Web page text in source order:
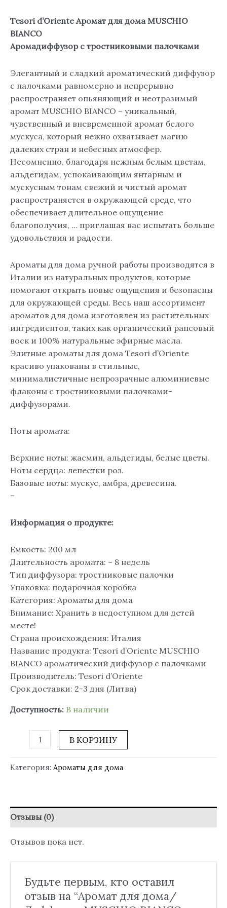
Tesori d’Oriente Аромат для дома MUSCHIO
BIANCO
Аромадиффузор с тростниковыми палочками
Элегантный и сладкий ароматический диффузор
с палочками равномерно и непрерывно
распространяет опьяняющий и неотразимый
аромат MUSCHIO BIANCO – уникальный,
чувственный и вневременной аромат белого
мускуса, который нежно охватывает магию
далеких стран и небесных атмосфер.
Несомненно, благодаря нежным белым цветам,
альдегидам, успокаивающим янтарным и
мускусным тонам свежий и чистый аромат
распространяется в окружающей среде, что
обеспечивает длительное ощущение
благополучия, … приглашая вас испытать больше
удовольствия и радости.
Ароматы для дома ручной работы производятся в
Италии из натуральных продуктов, которые
помогают открыть новые ощущения и безопасны
для окружающей среды. Весь наш ассортимент
ароматов для дома изготовлен из растительных
ингредиентов, таких как органический рапсовый
воск и 100% натуральные эфирные масла.
Элитные ароматы для дома Tesori d’Oriente
красиво упакованы в стильные,
минималистичные непрозрачные алюминиевые
флаконы с тростниковыми палочками-
диффузорами.
Ноты аромата:
Верхние ноты: жасмин, альдегиды, белые цветы.
Ноты сердца: лепестки роз.
Базовые ноты: мускус, амбра, древесина.
–
Информация о продукте:
Емкость: 200 мл
Длительность аромата: ~ 8 недель
Тип диффузора: тростниковые палочки
Упаковка: подарочная коробка
Категория: Ароматы для дома
Внимание: Хранить в недоступном для детей
месте!
Страна происхождения: Италия
Название продукта: Tesori d’Oriente MUSCHIO
BIANCO ароматический диффузор с палочками
Производитель: Tesori d’Oriente
Срок доставки: 2-3 дня (Литва)
Доступность: В наличии
В КОРЗИНУ
Категория: Ароматы для дома
Отзывы (0)
Отзывов пока нет.
Будьте первым, кто оставил
отзыв на “Аромат для дома/